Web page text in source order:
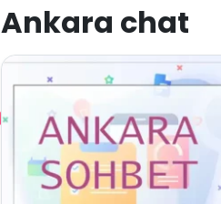
Ankara chat